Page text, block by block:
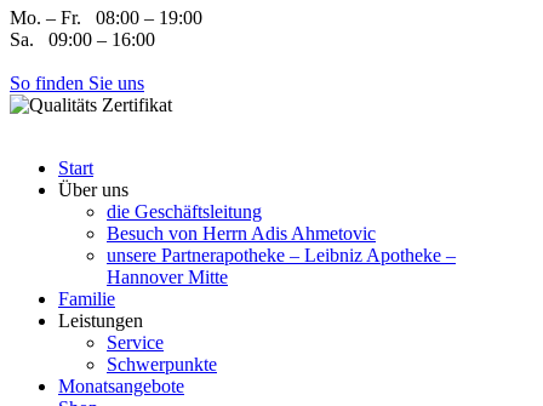
Mo. – Fr. 08:00 – 19:00
Sa. 09:00 – 16:00
So finden Sie uns
Start
Über uns
die Geschäftsleitung
Besuch von Herrn Adis Ahmetovic
unsere Partnerapotheke – Leibniz Apotheke –
Hannover Mitte
Familie
Leistungen
Service
Schwerpunkte
Monatsangebote